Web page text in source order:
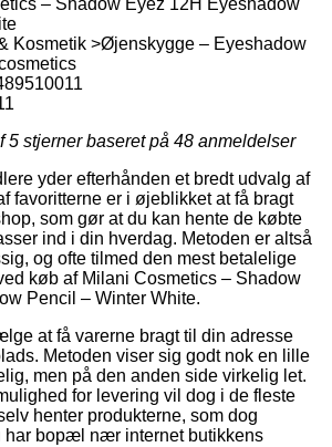
– Shadow Eyez 12H Eyeshadow
Kosmetik >Øjenskygge – Eyeshadow
5 stjerner baseret på 48 anmeldelser
yder efterhånden et bredt udvalg af
favoritterne er i øjeblikket at få bragt
som gør at du kan hente de købte
ind i din hverdag. Metoden er altså
og ofte tilmed den mest betalelige
køb af Milani Cosmetics – Shadow
Pencil – Winter White.
at få varerne bragt til din adresse
Metoden viser sig godt nok en lille
men på den anden side virkelig let.
for levering vil dog i de fleste
henter produkterne, som dog
har bopæl nær internet butikkens